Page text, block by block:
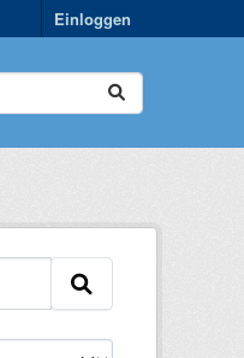
Einloggen